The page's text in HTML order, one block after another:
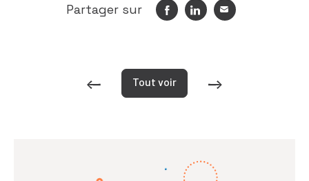
Partager sur
Tout voir